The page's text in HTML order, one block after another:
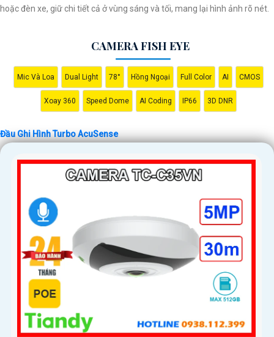
hoặc đèn xe, giữ chi tiết cả ở vùng sáng và tối, mang lại hình ảnh rõ nét.
CAMERA FISH EYE
Mic Và Loa Dual Light 78° Hồng Ngoại Full Color AI CMOS
Xoay 360 Speed Dome AI Coding IP66 3D DNR
Đầu Ghi Hình Turbo AcuSense